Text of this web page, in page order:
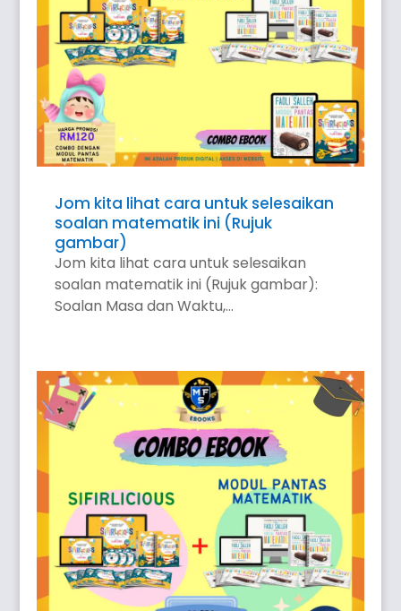
Jom kita lihat cara untuk selesaikan
soalan matematik ini (Rujuk
gambar)
Jom kita lihat cara untuk selesaikan
soalan matematik ini (Rujuk gambar):
Soalan Masa dan Waktu,...